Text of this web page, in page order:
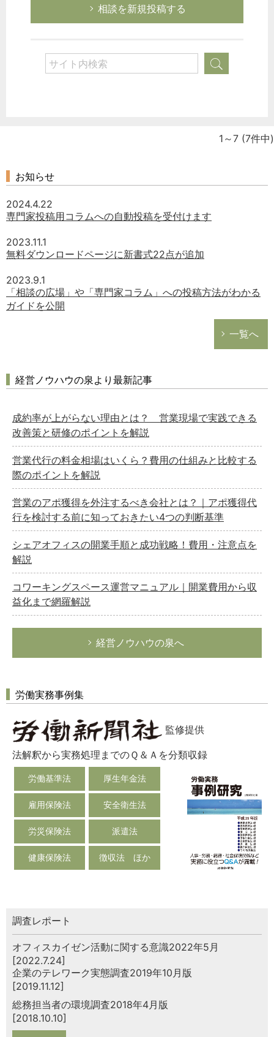
相談を新規投稿する
1～7 (7件中)
お知らせ
2024.4.22
専門家投稿用コラムへの自動投稿を受付けます
2023.11.1
無料ダウンロードページに新書式22点が追加
2023.9.1
「相談の広場」や「専門家コラム」への投稿方法がわかる
ガイドを公開
一覧へ
経営ノウハウの泉より最新記事
成約率が上がらない理由とは？ 営業現場で実践できる
改善策と研修のポイントを解説
営業代行の料金相場はいくら？費用の仕組みと比較する
際のポイントを解説
営業のアポ獲得を外注するべき会社とは？｜アポ獲得代
行を検討する前に知っておきたい4つの判断基準
シェアオフィスの開業手順と成功戦略！費用・注意点を
解説
コワーキングスペース運営マニュアル｜開業費用から収
益化まで網羅解説
経営ノウハウの泉へ
労働実務事例集
監修提供
法解釈から実務処理までのＱ＆Ａを分類収録
労働基準法 厚生年金法
雇用保険法 安全衛生法
労災保険法 派遣法
健康保険法 徴収法 ほか
調査レポート
オフィスカイゼン活動に関する意識2022年5月
[2022.7.24]
企業のテレワーク実態調査2019年10月版
[2019.11.12]
総務担当者の環境調査2018年4月版
[2018.10.10]